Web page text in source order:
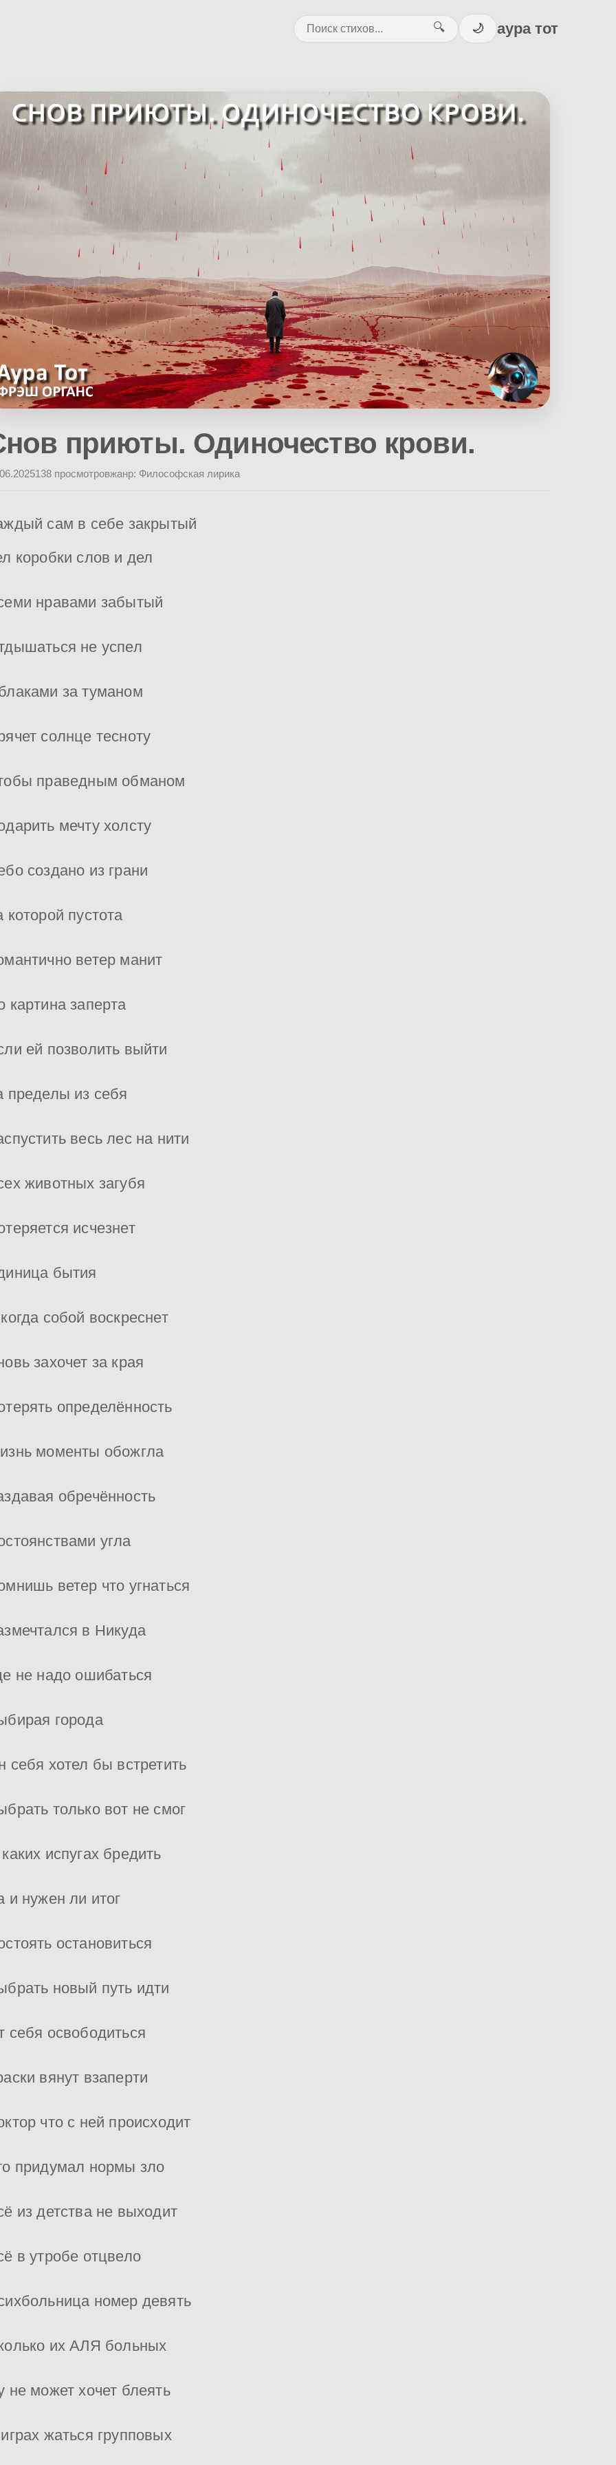
🔍 🌙 аура тот
приюты. Одиночество крови.
138 просмотровжанр: Философская лирика
сам в себе закрытый
коробки слов и дел
нравами забытый
не успел
за туманом
солнце тесноту
праведным обманом
мечту холсту
создано из грани
которой пустота
ветер манит
картина заперта
ей позволить выйти
пределы из себя
весь лес на нити
животных загубя
исчезнет
бытия
собой воскреснет
захочет за края
определённость
моменты обожгла
обречённость
угла
ветер что угнаться
в Никуда
не надо ошибаться
города
себя хотел бы встретить
только вот не смог
испугах бредить
и нужен ли итог
остановиться
новый путь идти
себя освободиться
вянут взаперти
что с ней происходит
придумал нормы зло
из детства не выходит
в утробе отцвело
номер девять
их АЛЯ больных
не может хочет блеять
жаться групповых